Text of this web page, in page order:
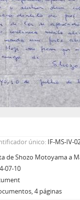
único IF-MS-IV-
de Shozo Motoyama a
07-10
4 páginas